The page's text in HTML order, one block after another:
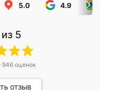
5.0 4.9
из 5
946оценок
отзыв